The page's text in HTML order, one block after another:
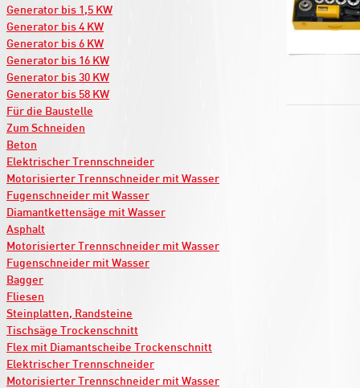
Generator bis 1,5 KW
Generator bis 4 KW
Generator bis 6 KW
Generator bis 16 KW
Generator bis 30 KW
Generator bis 58 KW
Für die Baustelle
Zum Schneiden
Beton
Elektrischer Trennschneider
Motorisierter Trennschneider mit Wasser
Fugenschneider mit Wasser
Diamantkettensäge mit Wasser
Asphalt
Motorisierter Trennschneider mit Wasser
Fugenschneider mit Wasser
Bagger
Fliesen
Steinplatten, Randsteine
Tischsäge Trockenschnitt
Flex mit Diamantscheibe Trockenschnitt
Elektrischer Trennschneider
Motorisierter Trennschneider mit Wasser